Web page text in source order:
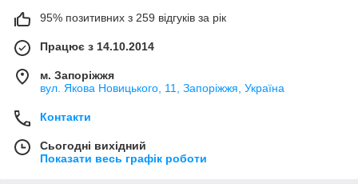
95% позитивних з 259 відгуків за рік
Працює з 14.10.2014
м. Запоріжжя
вул. Якова Новицького, 11, Запоріжжя, Україна
Контакти
Сьогодні вихідний
Показати весь графік роботи